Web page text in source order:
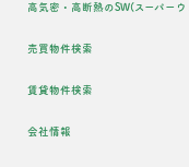
高気密・高断熱のSW(スーパー
売買物件検索
賃貸物件検索
会社情報